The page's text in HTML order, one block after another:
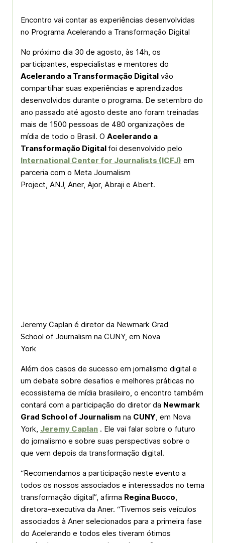
Encontro vai contar as experiências desenvolvidas
no Programa Acelerando a Transformação Digital
No próximo dia 30 de agosto, às 14h, os
participantes, especialistas e mentores do
Acelerando a Transformação Digital vão
compartilhar suas experiências e aprendizados
desenvolvidos durante o programa. De setembro do
ano passado até agosto deste ano foram treinadas
mais de 1500 pessoas de 480 organizações de
mídia de todo o Brasil. O Acelerando a
Transformação Digital foi desenvolvido pelo
International Center for Journalists (ICFJ) em
parceria com o Meta Journalism
Project, ANJ, Aner, Ajor, Abraji e Abert.
Jeremy Caplan é diretor da Newmark Grad
School of Journalism na CUNY, em Nova
York
Além dos casos de sucesso em jornalismo digital e
um debate sobre desafios e melhores práticas no
ecossistema de mídia brasileiro, o encontro também
contará com a participação do diretor da Newmark
Grad School of Journalism na CUNY, em Nova
York, Jeremy Caplan . Ele vai falar sobre o futuro
do jornalismo e sobre suas perspectivas sobre o
que vem depois da transformação digital.
“Recomendamos a participação neste evento a
todos os nossos associados e interessados no tema
transformação digital”, afirma Regina Bucco,
diretora-executiva da Aner. “Tivemos seis veículos
associados à Aner selecionados para a primeira fase
do Acelerando e todos eles tiveram ótimos